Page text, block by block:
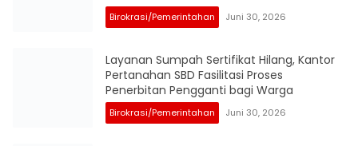
Birokrasi/Pemerintahan Juni 30, 2026
Layanan Sumpah Sertifikat Hilang, Kantor
Pertanahan SBD Fasilitasi Proses
Penerbitan Pengganti bagi Warga
Birokrasi/Pemerintahan Juni 30, 2026